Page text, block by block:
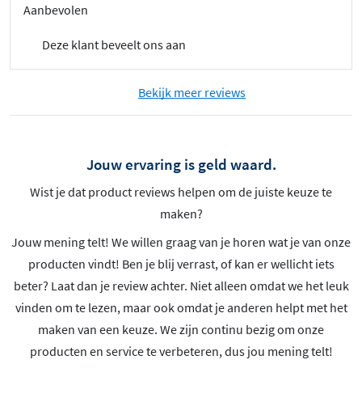
Aanbevolen
Deze klant beveelt ons aan
Bekijk meer reviews
Jouw ervaring is geld waard.
Wist je dat product reviews helpen om de juiste keuze te
maken?
Jouw mening telt! We willen graag van je horen wat je van onze
producten vindt! Ben je blij verrast, of kan er wellicht iets
beter? Laat dan je review achter. Niet alleen omdat we het leuk
vinden om te lezen, maar ook omdat je anderen helpt met het
maken van een keuze. We zijn continu bezig om onze
producten en service te verbeteren, dus jou mening telt!